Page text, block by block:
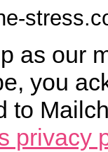
as our
you
to
privacy